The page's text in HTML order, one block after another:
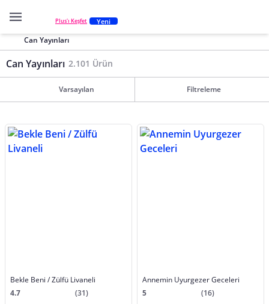
Plus'ı Keşfet Yeni
Can Yayınları
Can Yayınları 2.101 Ürün
Varsayılan Filtreleme
Bekle Beni / Zülfü Livaneli
4.7
(31)
Annemin Uyurgezer Geceleri
5
(16)